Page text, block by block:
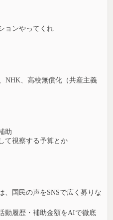
ョンやってくれ
NHK、高校無償化（共産主義
助
て視察する予算とか
、国民の声をSNSで広く募りな
動履歴・補助金額をAIで徹底